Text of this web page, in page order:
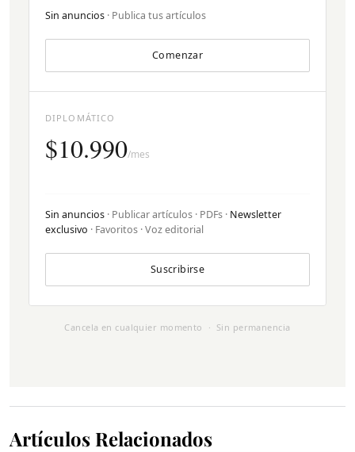
Sin anuncios · Publica tus artículos
Comenzar
DIPLOMÁTICO
$10.990/mes
Sin anuncios · Publicar artículos · PDFs · Newsletter
exclusivo · Favoritos · Voz editorial
Suscribirse
Cancela en cualquier momento · Sin permanencia
Artículos Relacionados